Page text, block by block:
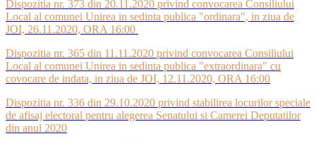
Dispozitia nr. 373 din 20.11.2020 privind convocarea Consiliului
Local al comunei Unirea in sedinta publica "ordinara", in ziua de
JOI, 26.11.2020, ORA 16:00
Dispozitia nr. 365 din 11.11.2020 privind convocarea Consiliului
Local al comunei Unirea in sedinta publica "extraordinara" cu
covocare de indata, in ziua de JOI, 12.11.2020, ORA 16:00
Dispozitia nr. 336 din 29.10.2020 privind stabilirea locurilor speciale
de afisaj electoral pentru alegerea Senatului si Camerei Deputatilor
din anul 2020